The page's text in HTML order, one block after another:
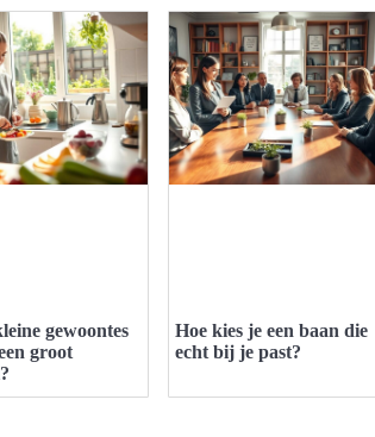
gewoontes
groot
Hoe kies je een baan die
echt bij je past?